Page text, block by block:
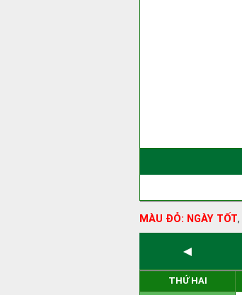
MÀU ĐỎ: NGÀY TỐT,
◄
THỨ HAI